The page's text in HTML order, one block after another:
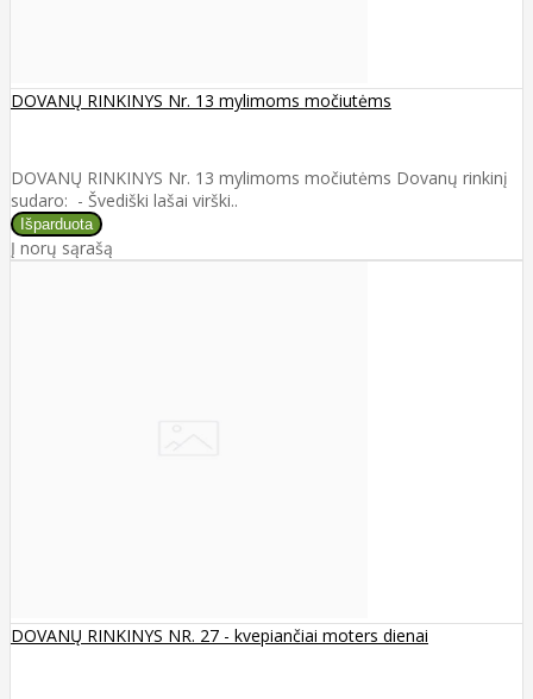
DOVANŲ RINKINYS Nr. 13 mylimoms močiutėms
DOVANŲ RINKINYS Nr. 13 mylimoms močiutėms Dovanų rinkinį
sudaro: - Švediški lašai virški..
Į norų sąrašą
DOVANŲ RINKINYS NR. 27 - kvepiančiai moters dienai